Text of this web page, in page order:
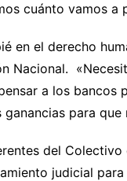
cuánto vamos a
en el derecho
Nacional.
a los bancos
para
del
judicial